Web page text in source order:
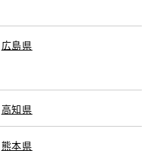
広島県
高知県
熊本県
AED Car）